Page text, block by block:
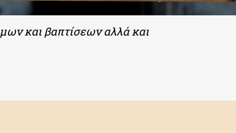
και βαπτίσεων αλλά και